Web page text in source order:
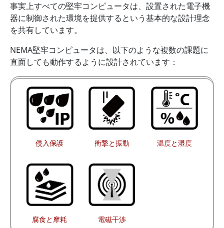
事実上すべての堅牢コンピュータは、設置された電子機
器に制御された環境を提供するという基本的な設計理念
を共有しています。
NEMA堅牢コンピュータは、以下のような複数の課題に
直面しても動作するように設計されています：
侵入保護 衝撃と振動 温度と湿度
腐食と摩耗 電磁干渉